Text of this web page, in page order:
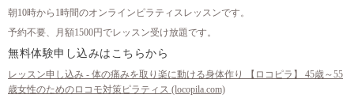
朝10時から1時間のオンラインピラティスレッスンです。
予約不要、月額1500円でレッスン受け放題です。
無料体験申し込みはこちらから
レッスン申し込み - 体の痛みを取り楽に動ける身体作り 【ロコピラ】 45歳～55
歳女性のためのロコモ対策ピラティス (locopila.com)